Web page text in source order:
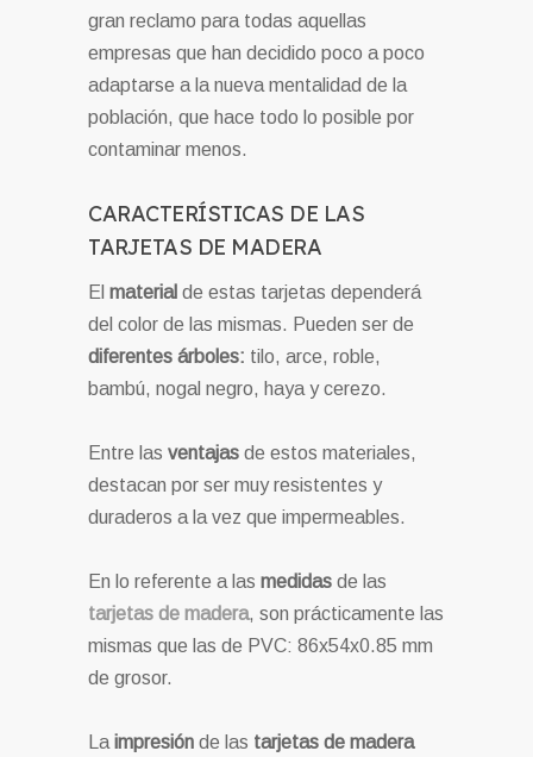
gran reclamo para todas aquellas
empresas que han decidido poco a poco
adaptarse a la nueva mentalidad de la
población, que hace todo lo posible por
contaminar menos.
CARACTERÍSTICAS DE LAS
TARJETAS DE MADERA
El material de estas tarjetas dependerá
del color de las mismas. Pueden ser de
diferentes árboles: tilo, arce, roble,
bambú, nogal negro, haya y cerezo.
Entre las ventajas de estos materiales,
destacan por ser muy resistentes y
duraderos a la vez que impermeables.
En lo referente a las medidas de las
tarjetas de madera, son prácticamente las
mismas que las de PVC: 86x54x0.85 mm
de grosor.
La impresión de las tarjetas de madera